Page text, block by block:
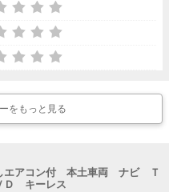
をもっと見る
エアコン付 本土車両 ナビ Ｔ
キーレス